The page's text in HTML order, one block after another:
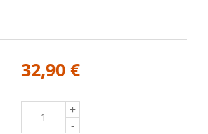
32,90 €
+
-